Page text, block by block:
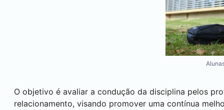
O objetivo é avaliar a condução da disciplina pelos
relacionamento, visando promover uma contínua